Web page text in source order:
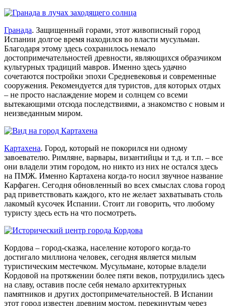
Гранада. Защищенный горами, этот живописный город
Испании долгое время находился во власти мусульман.
Благодаря этому здесь сохранилось немало
достопримечательностей древности, являющихся образчиком
культурных традиций мавров. Именно здесь удачно
сочетаются постройки эпохи Средневековья и современные
сооружения. Рекомендуется для туристов, для которых отдых
– не просто наслаждение морем и солнцем со всеми
вытекающими отсюда последствиями, а знакомство с новым и
неизведанным миром.
Картахена. Город, который не покорился ни одному
завоевателю. Римляне, варвары, византийцы и т.д. и т.п. – все
они владели этим городом, но никто из них не остался здесь
на ПМЖ. Именно Картахена когда-то носил звучное название
Карфаген. Сегодня обновленный во всех смыслах слова город
рад приветствовать каждого, кто не желает захватывать столь
лакомый кусочек Испании. Стоит ли говорить, что любому
туристу здесь есть на что посмотреть.
Кордова – город-сказка, население которого когда-то
достигало миллиона человек, сегодня является милым
туристическим местечком. Мусульмане, которые владели
Кордовой на протяжении более пяти веков, потрудились здесь
на славу, оставив после себя немало архитектурных
памятников и других достопримечательностей. В Испании
этот город известен древним мостом, перекинутым через